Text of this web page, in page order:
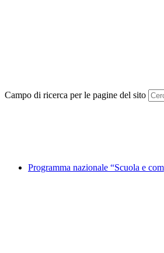
Campo di ricerca per le pagine del sito
Programma nazionale “Scuola e